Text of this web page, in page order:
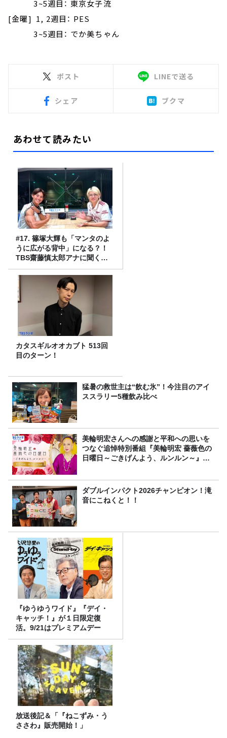
3~5週目： 東京女子流
[金曜] 1, 2週目： PES
3~5週目： でか美ちゃん
ポスト LINEで送る
シェア ブクマ
あわせて読みたい
#17. 篠塚大輝も「マンタのよ
うに広がる背中」になる？！
TBS齋藤慎太郎アナに聞くメ
ンズフィジークの魅力！！
カタスギルオオカブト 513回
目のターン！
猛暑の救世主は“飲む氷”！今注目のアイ
ススラリー5種飲み比べ
美輪明宏さんへの感謝と平和への思いを
つなぐ追悼特別番組『美輪明宏 薔薇色の
日曜日～ごきげんよう、ルンルン～』
ダブルインパクト2026チャンピオン！滝
音にこねくと！！
『ゆうゆうワイド』『デイ・
キャッチ！』が１日限定復
活。9/21はプレミアムデー
放送後記＆「『ねこずみ・う
ささわ』販売開始！」